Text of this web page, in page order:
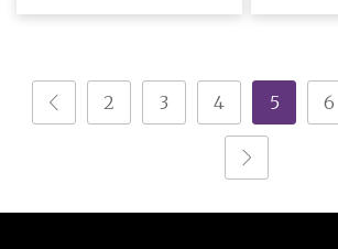
Jahres 2023
Test:
2 3 4 5 6